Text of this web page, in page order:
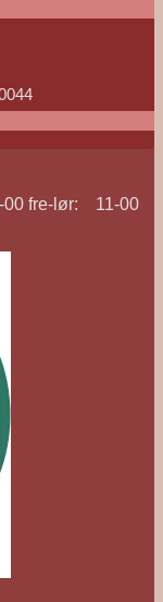
fre-lør: 11-00